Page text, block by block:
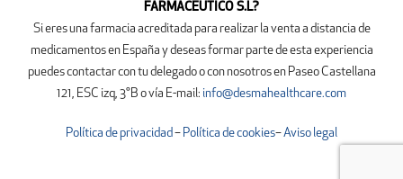
FARMACÉUTICO S.L?
Si eres una farmacia acreditada para realizar la venta a distancia de
medicamentos en España y deseas formar parte de esta experiencia
puedes contactar con tu delegado o con nosotros en Paseo Castellana
121, ESC izq, 3°B o vía E-mail: info@desmahealthcare.com
Política de privacidad– Política de cookies–Aviso legal